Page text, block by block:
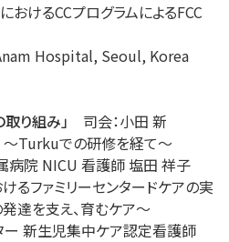
おけるCCプログラムによるFCC
Hospital, Seoul, Korea
り組み」 司会：小田 新
～Turkuでの研修を経て～
NICU 看護師 塩田 祥子
るファミリーセンタードケアの実
達を支え、育むケア～
生児集中ケア認定看護師